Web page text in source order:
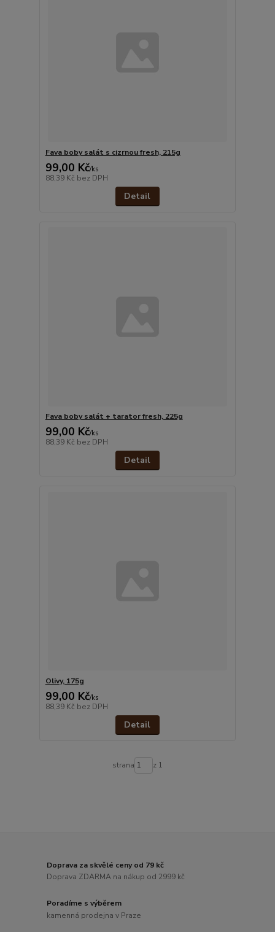
Fava boby salát s cizrnou fresh, 215g
99,00 Kč/ks
88,39 Kč bez DPH
Detail
Fava boby salát + tarator fresh, 225g
99,00 Kč/ks
88,39 Kč bez DPH
Detail
Olivy, 175g
99,00 Kč/ks
88,39 Kč bez DPH
Detail
strana z 1
Doprava za skvělé ceny od 79 kč
Doprava ZDARMA na nákup od 2999 kč
Poradíme s výběrem
kamenná prodejna v Praze